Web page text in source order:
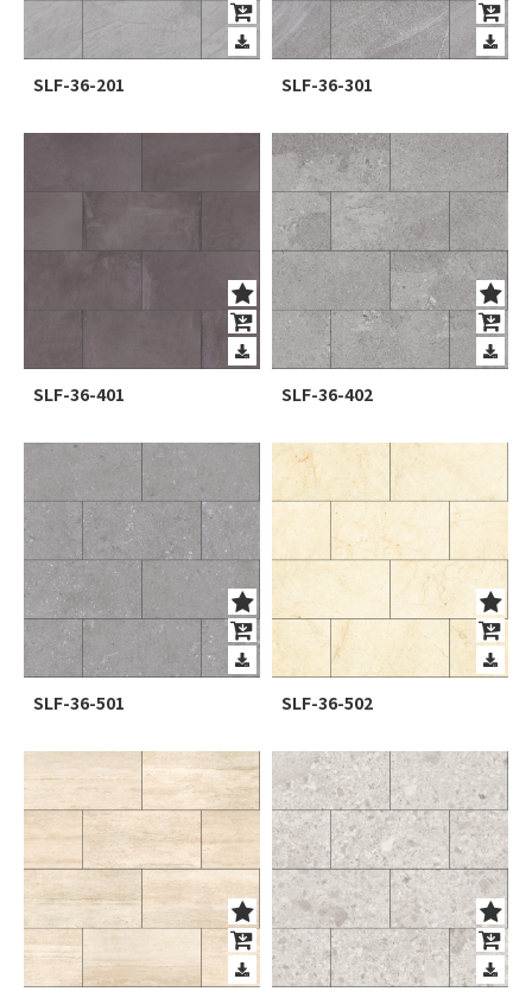
SLF-36-201 SLF-36-301
SLF-36-401 SLF-36-402
SLF-36-501 SLF-36-502